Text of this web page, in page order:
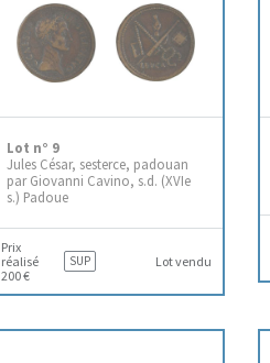
Lot n° 9
Jules César, sesterce, padouan
par Giovanni Cavino, s.d. (XVIe
s.) Padoue
Prix
réalisé
200 €
SUP Lot vendu